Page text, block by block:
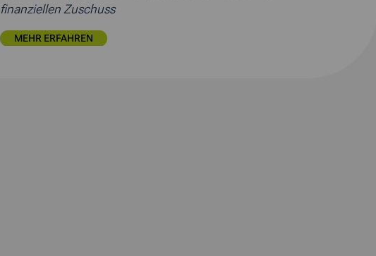
finanziellen Zuschuss
MEHR ERFAHREN